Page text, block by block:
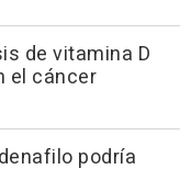
de vitamina D
el cáncer
podría